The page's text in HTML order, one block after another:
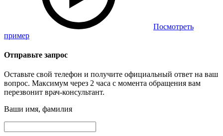
Посмотреть
пример
Отправьте запрос
Оставьте свой телефон и получите официальный ответ на ваш
вопрос. Максимум через 2 часа с момента обращения вам
перезвонит врач-консультант.
Ваши имя, фамилия